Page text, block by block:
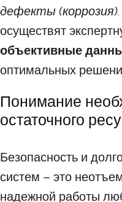
дефекты (коррозия)
осуществят
объективные
оптимальных
Понимание
остаточного
Безопасность и
систем – это
надежной работы